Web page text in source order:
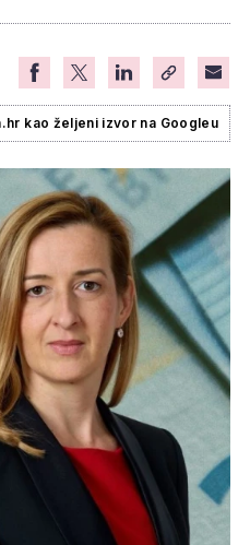
kao željeni izvor na Googleu